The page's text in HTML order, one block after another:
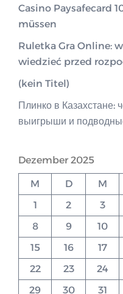
Casino Paysafecard
müssen
Ruletka Gra Online:
wiedzieć przed
(kein Titel)
Плинко в Казахстане:
выигрыши и
Dezember 2025
M D M
1
2 3
8
9 10
15
16 17
22
23 24
29
30 31